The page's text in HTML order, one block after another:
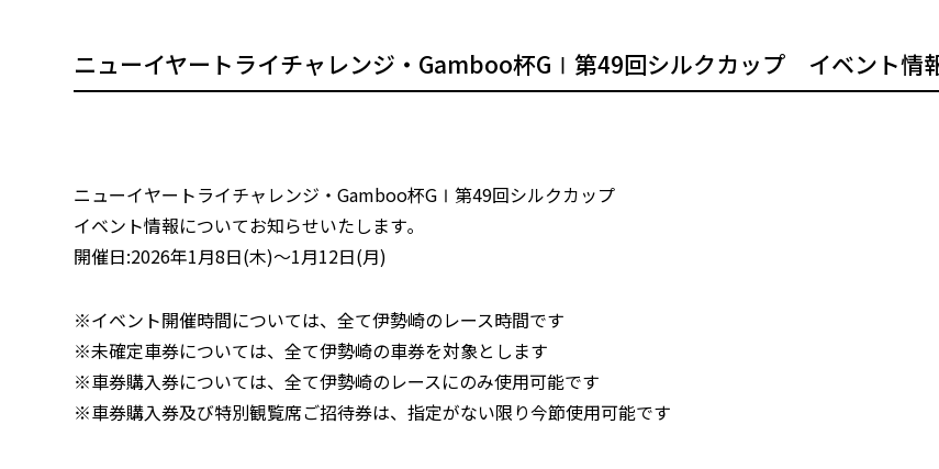
ニューイヤートライチャレンジ・Gamboo杯GⅠ第49回シルクカップ イベント情
ニューイヤートライチャレンジ・Gamboo杯GⅠ第49回シルクカップ
イベント情報についてお知らせいたします｡
開催日:2026年1月8日(木)～1月12日(月)
※イベント開催時間については、全て伊勢崎のレース時間です
※未確定車券については、全て伊勢崎の車券を対象とします
※車券購入券については、全て伊勢崎のレースにのみ使用可能です
※車券購入券及び特別観覧席ご招待券は、指定がない限り今節使用可能です